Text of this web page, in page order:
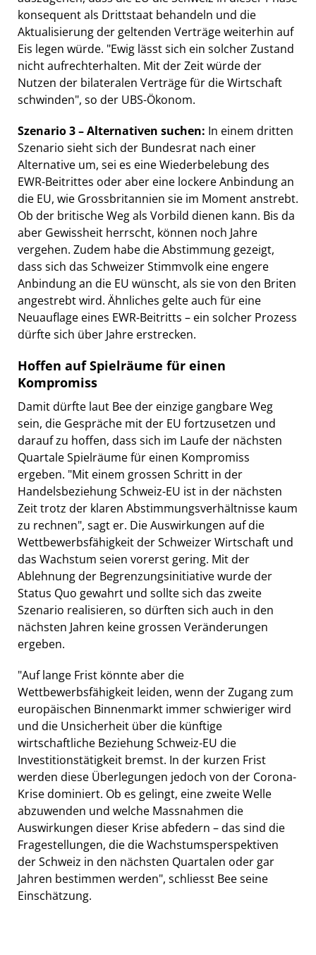
konsequent als Drittstaat behandeln und die
Aktualisierung der geltenden Verträge weiterhin auf
Eis legen würde. "Ewig lässt sich ein solcher Zustand
nicht aufrechterhalten. Mit der Zeit würde der
Nutzen der bilateralen Verträge für die Wirtschaft
schwinden", so der UBS-Ökonom.
Szenario 3 – Alternativen suchen: In einem dritten
Szenario sieht sich der Bundesrat nach einer
Alternative um, sei es eine Wiederbelebung des
EWR-Beitrittes oder aber eine lockere Anbindung an
die EU, wie Grossbritannien sie im Moment anstrebt.
Ob der britische Weg als Vorbild dienen kann. Bis da
aber Gewissheit herrscht, können noch Jahre
vergehen. Zudem habe die Abstimmung gezeigt,
dass sich das Schweizer Stimmvolk eine engere
Anbindung an die EU wünscht, als sie von den Briten
angestrebt wird. Ähnliches gelte auch für eine
Neuauflage eines EWR-Beitritts – ein solcher Prozess
dürfte sich über Jahre erstrecken.
Hoffen auf Spielräume für einen
Kompromiss
Damit dürfte laut Bee der einzige gangbare Weg
sein, die Gespräche mit der EU fortzusetzen und
darauf zu hoffen, dass sich im Laufe der nächsten
Quartale Spielräume für einen Kompromiss
ergeben. "Mit einem grossen Schritt in der
Handelsbeziehung Schweiz-EU ist in der nächsten
Zeit trotz der klaren Abstimmungsverhältnisse kaum
zu rechnen", sagt er. Die Auswirkungen auf die
Wettbewerbsfähigkeit der Schweizer Wirtschaft und
das Wachstum seien vorerst gering. Mit der
Ablehnung der Begrenzungsinitiative wurde der
Status Quo gewahrt und sollte sich das zweite
Szenario realisieren, so dürften sich auch in den
nächsten Jahren keine grossen Veränderungen
ergeben.
"Auf lange Frist könnte aber die
Wettbewerbsfähigkeit leiden, wenn der Zugang zum
europäischen Binnenmarkt immer schwieriger wird
und die Unsicherheit über die künftige
wirtschaftliche Beziehung Schweiz-EU die
Investitionstätigkeit bremst. In der kurzen Frist
werden diese Überlegungen jedoch von der Corona-
Krise dominiert. Ob es gelingt, eine zweite Welle
abzuwenden und welche Massnahmen die
Auswirkungen dieser Krise abfedern – das sind die
Fragestellungen, die die Wachstumsperspektiven
der Schweiz in den nächsten Quartalen oder gar
Jahren bestimmen werden", schliesst Bee seine
Einschätzung.